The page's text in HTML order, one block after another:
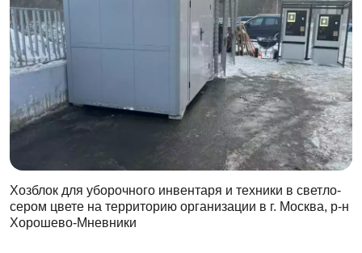
Хозблок для уборочного инвентаря и техники в светло-
сером цвете на территорию организации в г. Москва, р-н
Хорошево-Мневники